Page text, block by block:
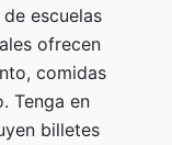
escuelas
ofrecen
comidas
Tenga en
billetes